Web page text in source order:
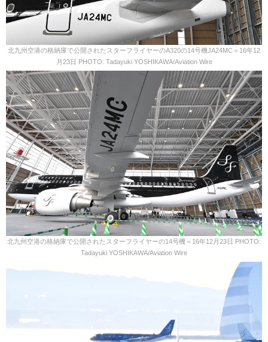
北九州空港の格納庫で公開されたスターフライヤーのA320の14号機JA24MC＝16年12
月23日 PHOTO: Tadayuki YOSHIKAWA/Aviation Wire
北九州空港の格納庫で公開されたスターフライヤーの14号機＝16年12月23日 PHOTO:
Tadayuki YOSHIKAWA/Aviation Wire